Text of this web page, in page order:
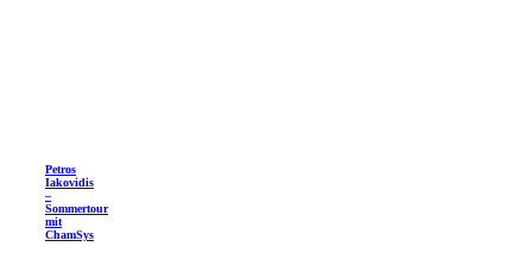
Petros
Iakovidis
–
Sommertour
mit
ChamSys